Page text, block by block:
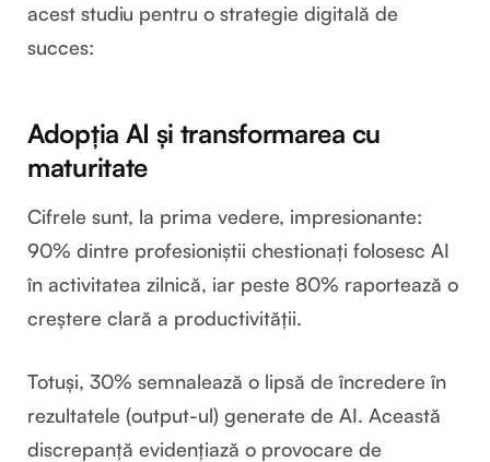
acest studiu pentru o strategie digitală de
succes:
Adopția AI și transformarea cu
maturitate
Cifrele sunt, la prima vedere, impresionante:
90% dintre profesioniștii chestionați folosesc AI
în activitatea zilnică, iar peste 80% raportează o
creștere clară a productivității.
Totuși, 30% semnalează o lipsă de încredere în
rezultatele (output-ul) generate de AI. Această
discrepanță evidențiază o provocare de